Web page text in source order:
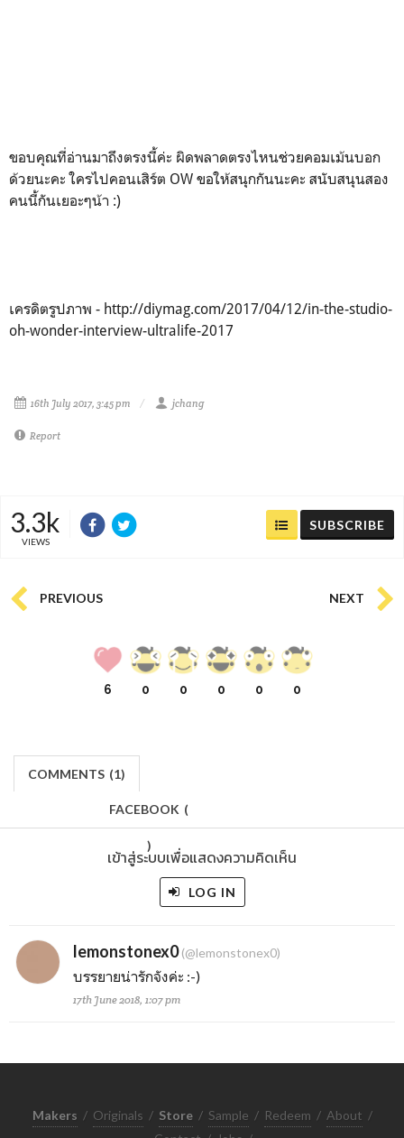
ขอบคุณที่อ่านมาถึงตรงนี้ค่ะ ผิดพลาดตรงไหนช่วยคอมเม้นบอก
ด้วยนะคะ ใครไปคอนเสิร์ต OW ขอให้สนุกกันนะคะ สนับสนุนสอง
คนนี้กันเยอะๆน้า :)
เครดิตรูปภาพ - http://diymag.com/2017/04/12/in-the-studio-
oh-wonder-interview-ultralife-2017
16th July 2017, 3:45 pm jchang
Report
3.3k
VIEWS
SUBSCRIBE
PREVIOUS NEXT
6 0 0 0 0 0
COMMENTS (1)
FACEBOOK (
)
เข้าสู่ระบบเพื่อแสดงความคิดเห็น
LOG IN
lemonstonex0(@lemonstonex0)
บรรยายน่ารักจังค่ะ :-)
17th June 2018, 1:07 pm
Makers / Originals / Store / Sample / Redeem / About /